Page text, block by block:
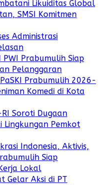
Likuiditas Global
SMSI Komitmen
Administrasi
PWI Prabumulih Siap
Pelanggaran
Prabumulih 2026-
Komedi di Kota
RI Soroti Dugaan
Lingkungan Pemkot
Indonesia, Aktivis,
Siap
Lokal
Gelar Aksi di PT